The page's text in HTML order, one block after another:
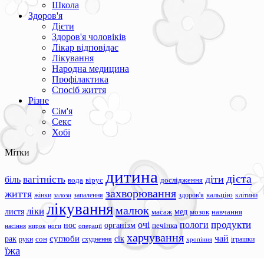
Школа
Здоров'я
Дієти
Здоров'я чоловіків
Лікар відповідає
Лікування
Народна медицина
Профілактика
Спосіб життя
Різне
Сім'я
Секс
Хобі
Мітки
біль вагітність вода вірус дитина дослідження діти дієта
життя жінки залози запалення захворювання здоров'я кальцію клітини
листя ліки лікуваннямалюк масаж мед мозок навчання
насіння нирок ноги нос операції організм очі печінка пологи продукти
рак руки сон суглоби схуднення сік харчування хропіння чай іграшки
їжа